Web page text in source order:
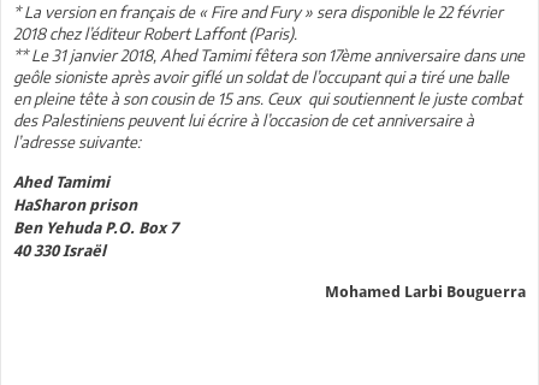
* La version en français de « Fire and Fury » sera disponible le 22 février
2018 chez l’éditeur Robert Laffont (Paris).
** Le 31 janvier 2018, Ahed Tamimi fêtera son 17ème anniversaire dans une
geôle sioniste après avoir giflé un soldat de l’occupant qui a tiré une balle
en pleine tête à son cousin de 15 ans. Ceux qui soutiennent le juste combat
des Palestiniens peuvent lui écrire à l’occasion de cet anniversaire à
l’adresse suivante:
Ahed Tamimi
HaSharon prison
Ben Yehuda P.O. Box 7
40 330 Israël
Mohamed Larbi Bouguerra